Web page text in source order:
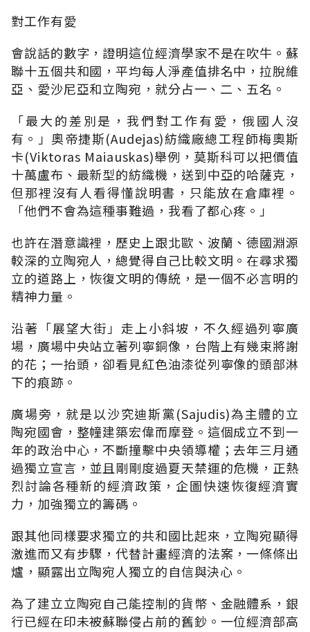
對工作有愛
會說話的數字，證明這位經濟學家不是在吹牛。蘇
聯十五個共和國，平均每人淨產值排名中，拉脫維
亞、愛沙尼亞和立陶宛，就分占一、二、五名。
「最大的差別是，我們對工作有愛，俄國人沒
有。」奧帝捷斯(Audejas)紡織廠總工程師梅奧斯
卡(Viktoras Maiauskas)舉例，莫斯科可以把價值
十萬盧布、最新型的紡織機，送到中亞的哈薩克，
但那裡沒有人看得懂說明書，只能放在倉庫裡。
「他們不會為這種事難過，我看了都心疼。」
也許在潛意識裡，歷史上跟北歐、波蘭、德國淵源
較深的立陶宛人，總覺得自己比較文明。在尋求獨
立的道路上，恢復文明的傳統，是一個不必言明的
精神力量。
沿著「展望大街」走上小斜坡，不久經過列寧廣
場，廣場中央站立著列寧銅像，台階上有幾束將謝
的花；一抬頭，卻看見紅色油漆從列寧像的頭部淋
下的痕跡。
廣場旁，就是以沙究迪斯黨(Sajudis)為主體的立
陶宛國會，整幢建築宏偉而摩登。這個成立不到一
年的政治中心，不斷撞擊中央領導權；去年三月通
過獨立宣言，並且剛剛度過夏天禁運的危機，正熱
烈討論各種新的經濟政策，企圖快速恢復經濟實
力，加強獨立的籌碼。
跟其他同樣要求獨立的共和國比起來，立陶宛顯得
激進而又有步驟，代替計畫經濟的法案，一條條出
爐，顯露出立陶宛人獨立的自信與決心。
為了建立立陶宛自己能控制的貨幣、金融體系，銀
行已經在印未被蘇聯侵占前的舊鈔。一位經濟部高